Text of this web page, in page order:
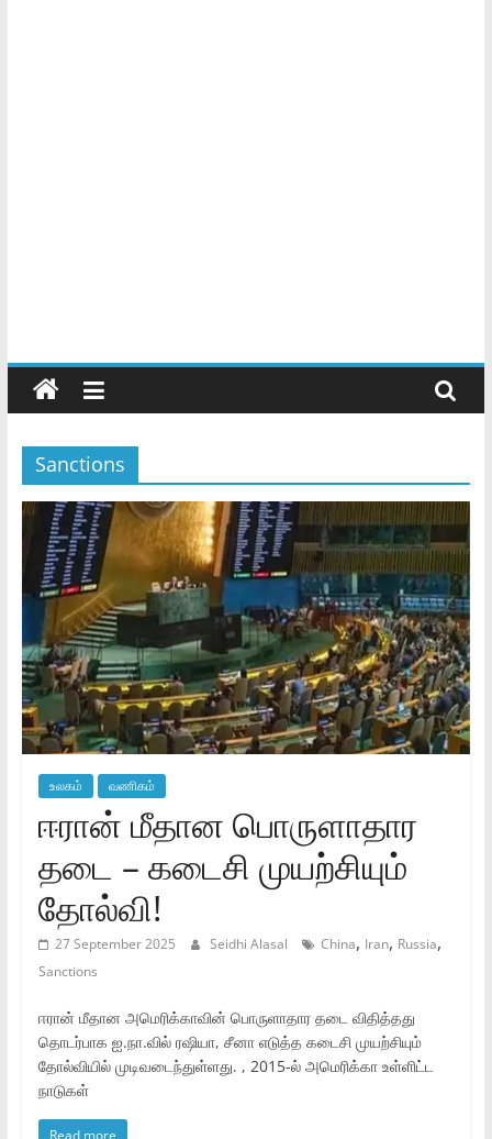
Sanctions
உலகம் வணிகம்
ஈரான் மீதான பொருளாதார
தடை – கடைசி முயற்சியும்
தோல்வி!
27 September 2025 Seidhi Alasal China, Iran, Russia,
Sanctions
ஈரான் மீதான அமெரிக்காவின் பொருளாதார தடை விதித்தது
தொடர்பாக ஐ.நா.வில் ரஷியா, சீனா எடுத்த கடைசி முயற்சியும்
தோல்வியில் முடிவடைந்துள்ளது. , 2015-ல் அமெரிக்கா உள்ளிட்ட
நாடுகள்
Read more